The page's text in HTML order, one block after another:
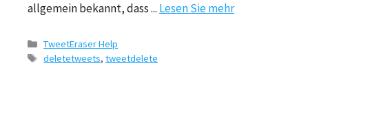
allgemein bekannt, dass ... Lesen Sie mehr
Kategorien
TweetEraser Help
Tags
deletetweets,tweetdelete